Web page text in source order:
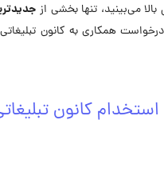
می‌بینید، تنها بخشی از
همکاری به کانون
کانون